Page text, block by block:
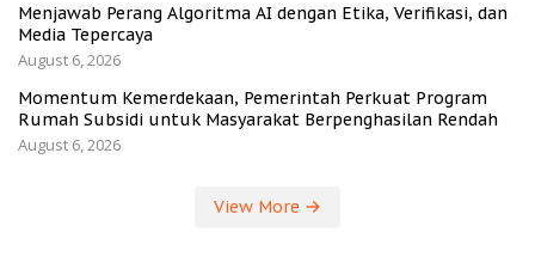
Menjawab Perang Algoritma AI dengan Etika, Verifikasi, dan
Media Tepercaya
August 6, 2026
Momentum Kemerdekaan, Pemerintah Perkuat Program
Rumah Subsidi untuk Masyarakat Berpenghasilan Rendah
August 6, 2026
View More